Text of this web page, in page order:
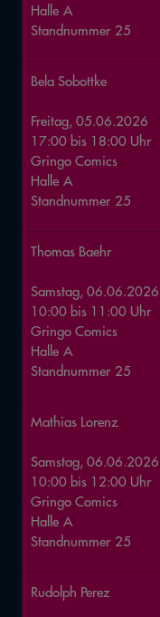
Halle A
Standnummer 25
Bela Sobottke
Freitag, 05.06.2026
17:00 bis 18:00 Uhr
Gringo Comics
Halle A
Standnummer 25
Thomas Baehr
Samstag, 06.06.2026
10:00 bis 11:00 Uhr
Gringo Comics
Halle A
Standnummer 25
Mathias Lorenz
Samstag, 06.06.2026
10:00 bis 12:00 Uhr
Gringo Comics
Halle A
Standnummer 25
Rudolph Perez